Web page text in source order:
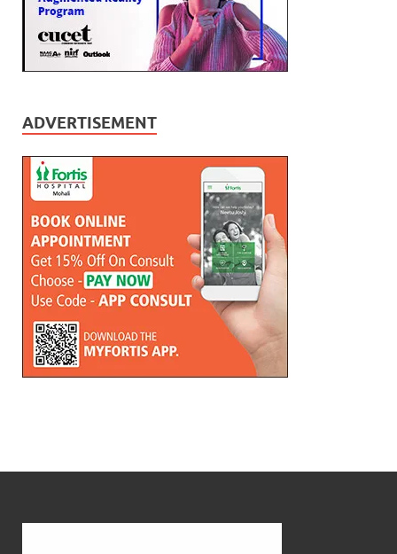
ADVERTISEMENT